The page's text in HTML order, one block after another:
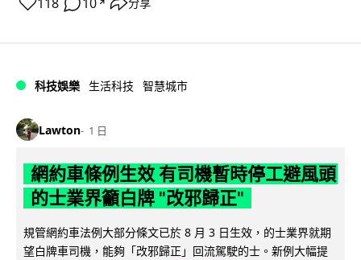
↗
科技娛樂 生活科技 智慧城市
Lawton 1 日
網約車條例生效 有司機暫時停工避風頭
的士業界籲白牌 "改邪歸正"
規管網約車法例大部分條文已於 8 月 3 日生效，的士業界就期
望白牌車司機，能夠「改邪歸正」回流駕駛的士。新例大幅提